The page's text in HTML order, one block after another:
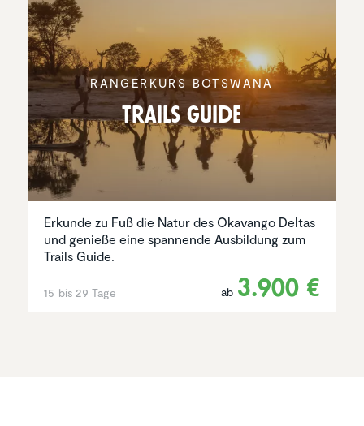
RANGER­KURS BOTSWANA
Trails Guide
Erkunde zu Fuß die Natur des Okavango Deltas
und genieße eine spannende Ausbildung zum
Trails Guide.
15 bis 29 Tage ab 3.900 €